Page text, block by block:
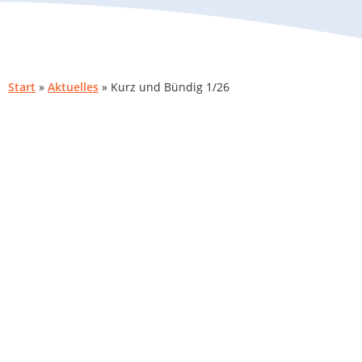
Start » Aktuelles » Kurz und Bündig 1/26